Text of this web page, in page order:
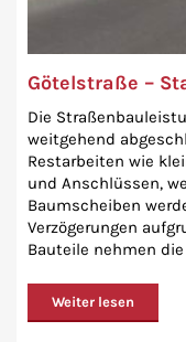
Götelstraße –
Die
weitgehend
Restarbeiten wie
und Anschlüssen,
Baumscheiben
Verzögerungen
Bauteile nehmen die
Weiter lesen